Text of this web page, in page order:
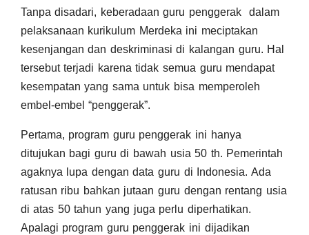
Tanpa disadari, keberadaan guru penggerak dalam
pelaksanaan kurikulum Merdeka ini meciptakan
kesenjangan dan deskriminasi di kalangan guru. Hal
tersebut terjadi karena tidak semua guru mendapat
kesempatan yang sama untuk bisa memperoleh
embel-embel “penggerak”.
Pertama, program guru penggerak ini hanya
ditujukan bagi guru di bawah usia 50 th. Pemerintah
agaknya lupa dengan data guru di Indonesia. Ada
ratusan ribu bahkan jutaan guru dengan rentang usia
di atas 50 tahun yang juga perlu diperhatikan.
Apalagi program guru penggerak ini dijadikan